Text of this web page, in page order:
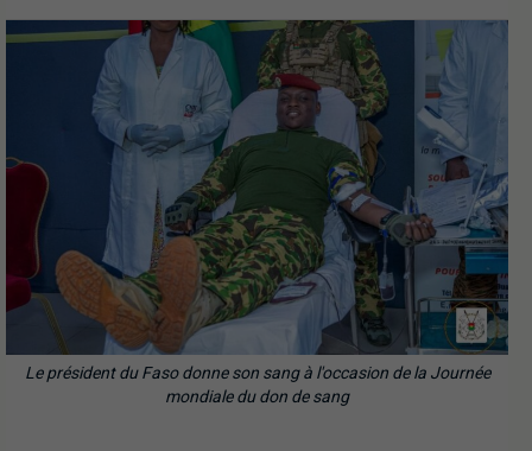
Le président du Faso donne son sang à l'occasion de la Journée
mondiale du don de sang